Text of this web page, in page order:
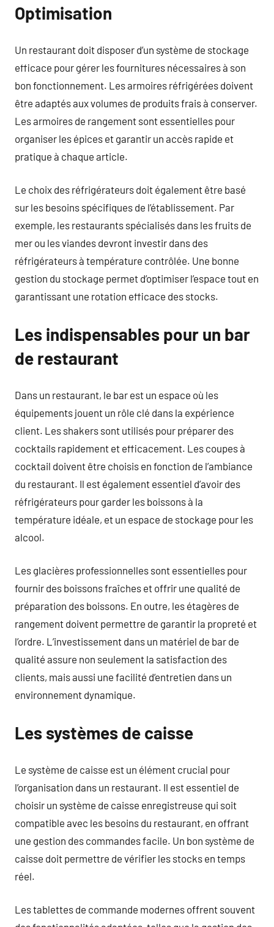
Optimisation
Un restaurant doit disposer d’un système de stockage
efficace pour gérer les fournitures nécessaires à son
bon fonctionnement. Les armoires réfrigérées doivent
être adaptés aux volumes de produits frais à conserver.
Les armoires de rangement sont essentielles pour
organiser les épices et garantir un accès rapide et
pratique à chaque article.
Le choix des réfrigérateurs doit également être basé
sur les besoins spécifiques de l’établissement. Par
exemple, les restaurants spécialisés dans les fruits de
mer ou les viandes devront investir dans des
réfrigérateurs à température contrôlée. Une bonne
gestion du stockage permet d’optimiser l’espace tout en
garantissant une rotation efficace des stocks.
Les indispensables pour un bar
de restaurant
Dans un restaurant, le bar est un espace où les
équipements jouent un rôle clé dans la expérience
client. Les shakers sont utilisés pour préparer des
cocktails rapidement et efficacement. Les coupes à
cocktail doivent être choisis en fonction de l’ambiance
du restaurant. Il est également essentiel d’avoir des
réfrigérateurs pour garder les boissons à la
température idéale, et un espace de stockage pour les
alcool.
Les glacières professionnelles sont essentielles pour
fournir des boissons fraîches et offrir une qualité de
préparation des boissons. En outre, les étagères de
rangement doivent permettre de garantir la propreté et
l’ordre. L’investissement dans un matériel de bar de
qualité assure non seulement la satisfaction des
clients, mais aussi une facilité d’entretien dans un
environnement dynamique.
Les systèmes de caisse
Le système de caisse est un élément crucial pour
l’organisation dans un restaurant. Il est essentiel de
choisir un système de caisse enregistreuse qui soit
compatible avec les besoins du restaurant, en offrant
une gestion des commandes facile. Un bon système de
caisse doit permettre de vérifier les stocks en temps
réel.
Les tablettes de commande modernes offrent souvent